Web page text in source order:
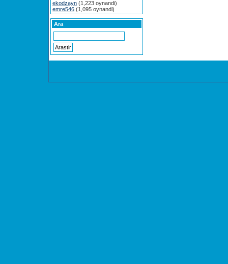
ekodzayn (1,223 oynandi)
emre546 (1,095 oynandi)
Ara